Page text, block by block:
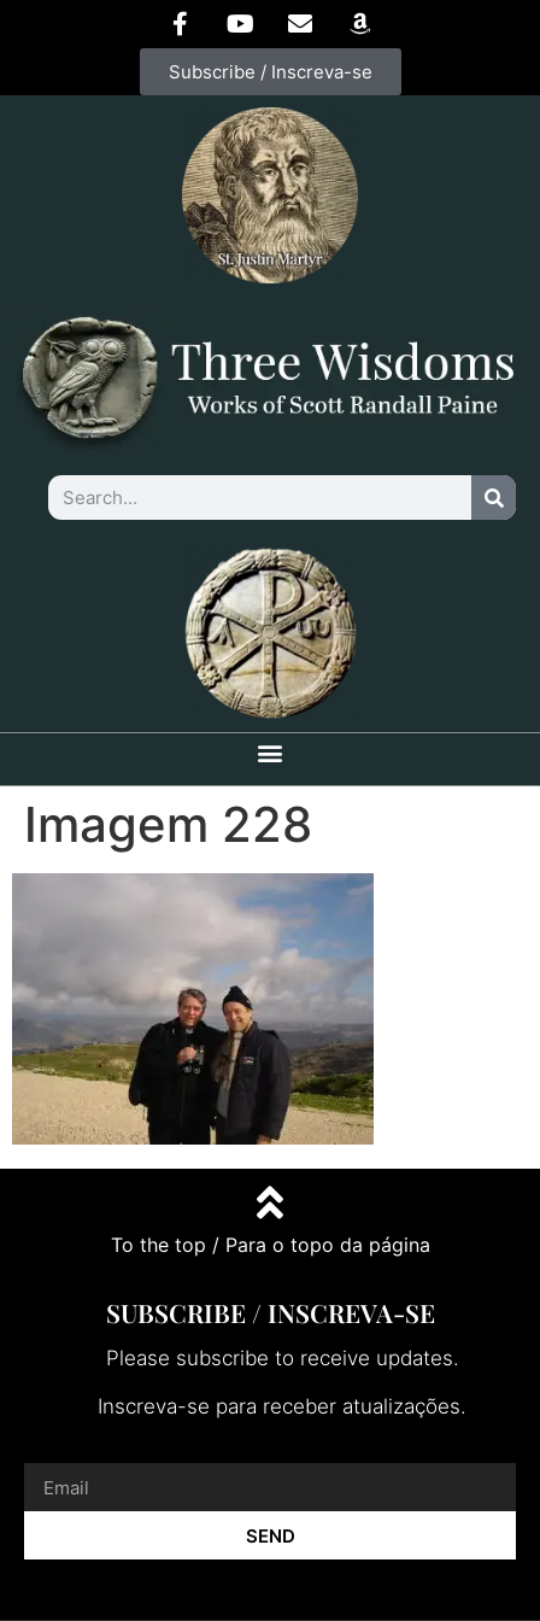
Subscribe / Inscreva-se
Imagem 228
To the top / Para o topo da página
SUBSCRIBE / INSCREVA-SE
Please subscribe to receive updates.
Inscreva-se para receber atualizações.
SEND